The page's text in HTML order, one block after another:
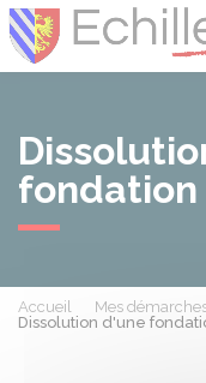
Accueil Mes
Dissolution d'une